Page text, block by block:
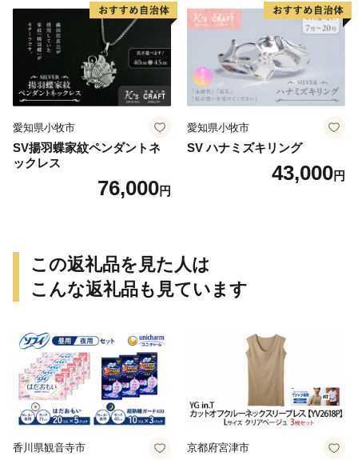
愛知県小牧市
SV揚羽蝶家紋ペンダントネ
ックレス
76,000円
愛知県小牧市
SV ハナミズキリング
43,000円
この返礼品を見た人は
こんな返礼品も見ています
香川県観音寺市 京都府宮津市